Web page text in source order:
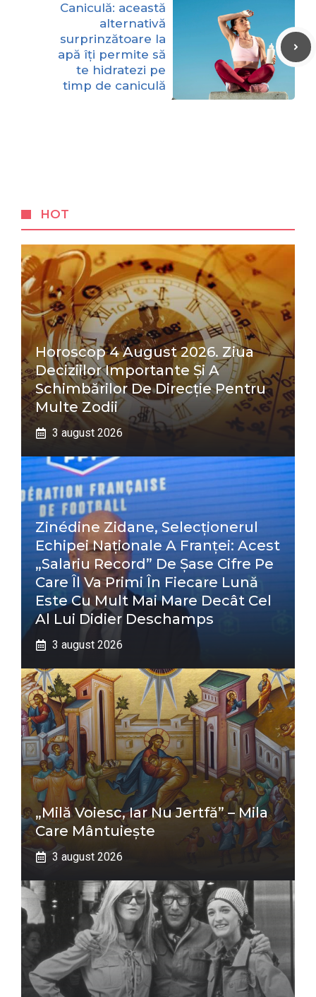
Caniculă: această
alternativă
surprinzătoare la
apă îți permite să
te hidratezi pe
timp de caniculă
HOT
Horoscop 4 August 2026. Ziua
Deciziilor Importante Și A
Schimbărilor De Direcție Pentru
Multe Zodii
3 august 2026
Zinédine Zidane, Selecționerul
Echipei Naționale A Franței: Acest
„salariu Record” De Șase Cifre Pe
Care Îl Va Primi În Fiecare Lună
Este Cu Mult Mai Mare Decât Cel
Al Lui Didier Deschamps
3 august 2026
„Milă Voiesc, Iar Nu Jertfă” – Mila
Care Mântuiește
3 august 2026